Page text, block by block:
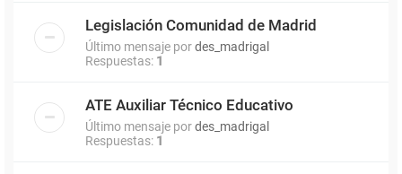
Legislación Comunidad de Madrid
Último mensaje pordes_madrigal
Respuestas: 1
ATE Auxiliar Técnico Educativo
Último mensaje pordes_madrigal
Respuestas: 1